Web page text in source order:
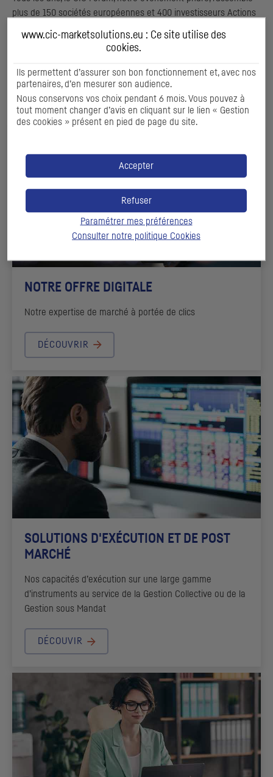
plus de 150 sociétés européennes et 400 investisseurs Actions
group meetings et d'ateliers animés par les économistes et
entreprises sur des tendances sectorielles fortes.
ENVIE D'EN SAVOIR PLUS ?
NOTRE OFFRE DIGITALE
Notre expertise de marché à portée de clics
DÉCOUVRIR
SOLUTIONS D'EXÉCUTION ET DE POST
MARCHÉ
Nos capacités d’exécution sur une large gamme
d’instruments au service de la Gestion Collective ou de la
Gestion sous Mandat
DÉCOUVIR
www.cic-marketsolutions.eu : Ce site utilise des
cookies
Ils permettent d’assurer son bon fonctionnement et, avec nos
partenaires, d’en mesurer son audience.
Nous conservons vos choix pendant 6 mois. Vous pouvez à
tout moment changer d’avis en cliquant sur le lien « Gestion
des cookies » présent en pied de page du site.
Accepter
Refuser
Paramétrer mes préférences
Consulter notre politique Cookies